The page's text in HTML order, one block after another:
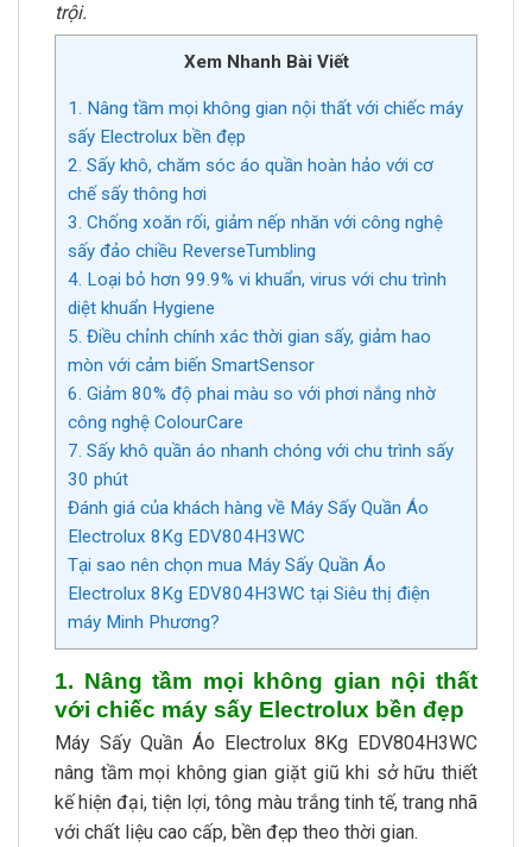
trội.
Xem Nhanh Bài Viết
1. Nâng tầm mọi không gian nội thất với chiếc máy
sấy Electrolux bền đẹp
2. Sấy khô, chăm sóc áo quần hoàn hảo với cơ
chế sấy thông hơi
3. Chống xoăn rối, giảm nếp nhăn với công nghệ
sấy đảo chiều ReverseTumbling
4. Loại bỏ hơn 99.9% vi khuẩn, virus với chu trình
diệt khuẩn Hygiene
5. Điều chỉnh chính xác thời gian sấy, giảm hao
mòn với cảm biến SmartSensor
6. Giảm 80% độ phai màu so với phơi nắng nhờ
công nghệ ColourCare
7. Sấy khô quần áo nhanh chóng với chu trình sấy
30 phút
Đánh giá của khách hàng về Máy Sấy Quần Áo
Electrolux 8Kg EDV804H3WC
Tại sao nên chọn mua Máy Sấy Quần Áo
Electrolux 8Kg EDV804H3WC tại Siêu thị điện
máy Minh Phương?
1. Nâng tầm mọi không gian nội thất
với chiếc máy sấy Electrolux bền đẹp
Máy Sấy Quần Áo Electrolux 8Kg EDV804H3WC
nâng tầm mọi không gian giặt giũ khi sở hữu thiết
kế hiện đại, tiện lợi, tông màu trắng tinh tế, trang nhã
với chất liệu cao cấp, bền đẹp theo thời gian.